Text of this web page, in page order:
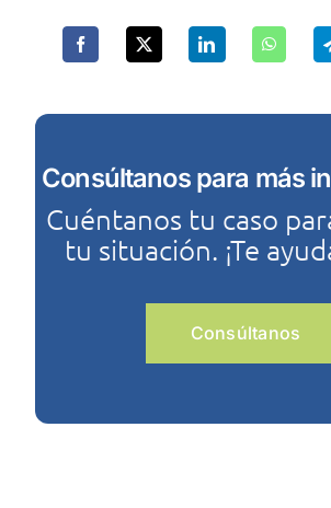
Consúltanos para más
Cuéntanos tu caso
tu situación. ¡Te
Consúltanos